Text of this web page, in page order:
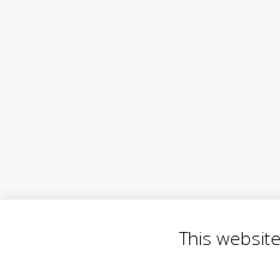
This